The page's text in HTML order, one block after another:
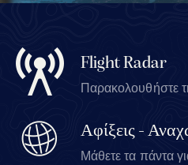
Flight Radar
Παρακολουθήστε
Αφίξεις -
Μάθετε τα πάντα